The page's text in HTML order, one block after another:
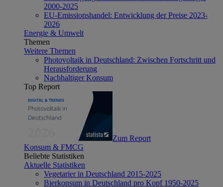
2000-2025
EU-Emissionshandel: Entwicklung der Preise 2023-
2026
Energie & Umwelt
Themen
Weitere Themen
Photovoltaik in Deutschland: Zwischen Fortschritt und
Herausforderung
Nachhaltiger Konsum
Top Report
Zum Report
Konsum & FMCG
Beliebte Statistiken
Aktuelle Statistiken
Vegetarier in Deutschland 2015-2025
Bierkonsum in Deutschland pro Kopf 1950-2025